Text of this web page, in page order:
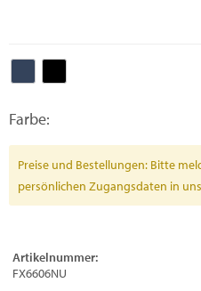
Farbe:
Preise und Bestellungen: Bitte
persönlichen Zugangsdaten in
Artikelnummer:
FX6606NU